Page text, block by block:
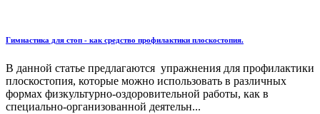
Гимнастика для стоп - как средство профилактики плоскостопия.
В данной статье предлагаются упражнения для профилактики
плоскостопия, которые можно использовать в различных
формах физкультурно-оздоровительной работы, как в
специально-организованной деятельн...